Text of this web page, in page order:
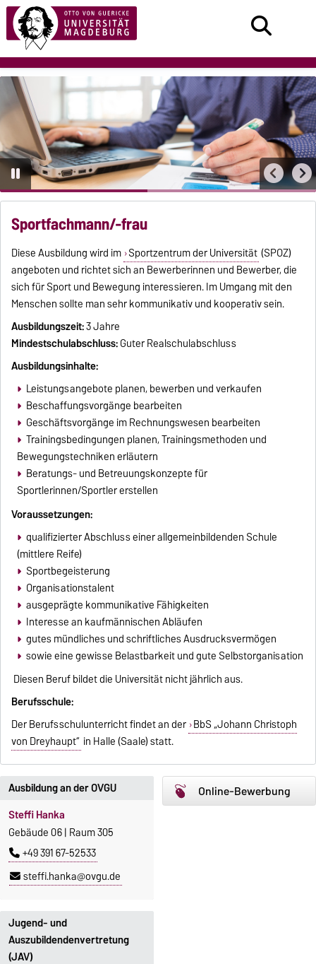
Sportfachmann/-frau
Diese Ausbildung wird im Sportzentrum der Universität (SPOZ)
angeboten und richtet sich an Bewerberinnen und Bewerber, die
sich für Sport und Bewegung interessieren. Im Umgang mit den
Menschen sollte man sehr kommunikativ und kooperativ sein.
Ausbildungszeit:3 Jahre
Mindestschulabschluss:Guter Realschulabschluss
Ausbildungsinhalte:
Leistungsangebote planen, bewerben und verkaufen
Beschaffungsvorgänge bearbeiten
Geschäftsvorgänge im Rechnungswesen bearbeiten
Trainingsbedingungen planen, Trainingsmethoden und
Bewegungstechniken erläutern
Beratungs- und Betreuungskonzepte für
Sportlerinnen/Sportler erstellen
Voraussetzungen:
qualifizierter Abschluss einer allgemeinbildenden Schule
(mittlere Reife)
Sportbegeisterung
Organisationstalent
ausgeprägte kommunikative Fähigkeiten
Interesse an kaufmännischen Abläufen
gutes mündliches und schriftliches Ausdrucksvermögen
sowie eine gewisse Belastbarkeit und gute Selbstorganisation
Diesen Beruf bildet die Universität nicht jährlich aus.
Berufsschule:
Der Berufsschulunterricht findet an der BbS „Johann Christoph
von Dreyhaupt“ in Halle (Saale) statt.
Online-Bewerbung
Ausbildung an der OVGU
Steffi Hanka
Gebäude 06 | Raum 305
+49 391 67-52533
steffi.hanka@ovgu.de
Jugend- und
Auszubildendenvertretung
(JAV)